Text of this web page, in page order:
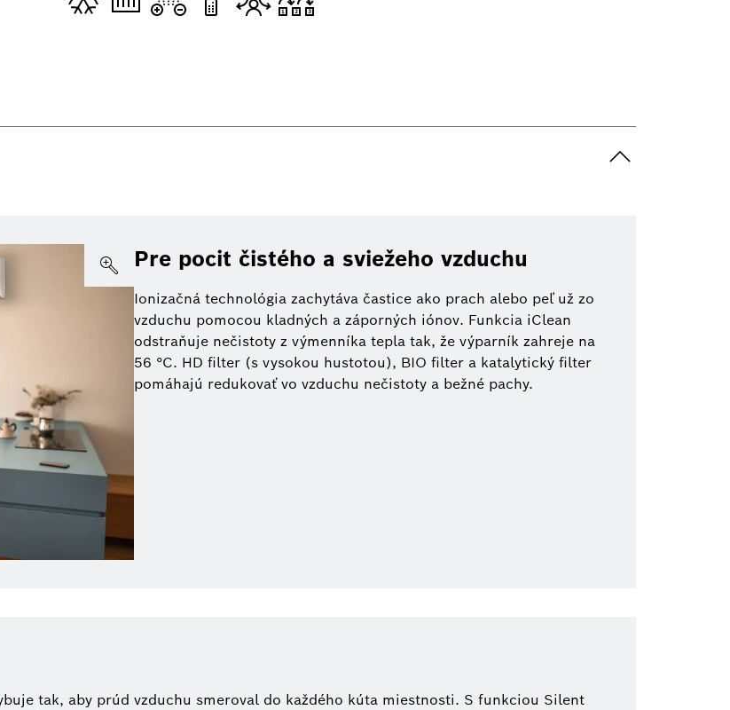
Pre pocit čistého a sviežeho vzduchu
Ionizačná technológia zachytáva častice ako prach alebo peľ už zo
vzduchu pomocou kladných a záporných iónov. Funkcia iClean
odstraňuje nečistoty z výmenníka tepla tak, že výparník zahreje na
56 °C. HD filter (s vysokou hustotou), BIO filter a katalytický filter
pomáhajú redukovať vo vzduchu nečistoty a bežné pachy.
tak, aby prúd vzduchu smeroval do každého kúta miestnosti. S funkciou Silent